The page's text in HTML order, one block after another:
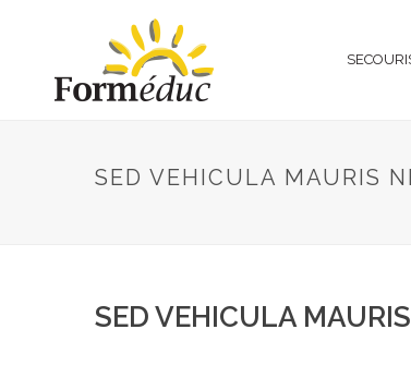
SED VEHICULA MAURIS
SED VEHICULA